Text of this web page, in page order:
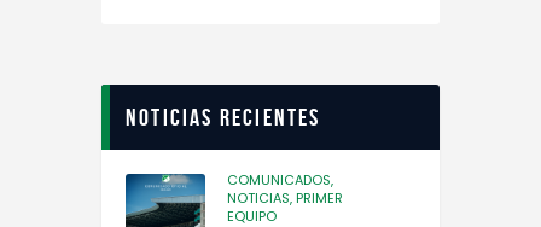
Noticias recientes
COMUNICADOS,
NOTICIAS,PRIMER
EQUIPO